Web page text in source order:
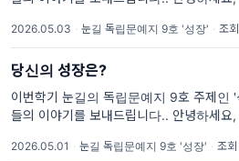
같은 글들을 출판으로 아름답게 피워내기
2026.05.03 · 눈길 독립문예지 9호 '성장' · 조
당신의 성장은?
이번학기 눈길의 독립문예지 9호 주제인
들의 이야기를 보내드립니다.. 안녕하세요
같은 글들을 출판으로 아름답게 피워내기
2026.05.01 · 눈길 독립문예지 9호 '성장' · 조